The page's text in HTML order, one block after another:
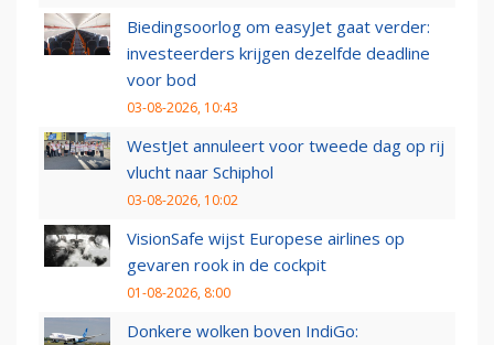
Biedingsoorlog om easyJet gaat verder:
investeerders krijgen dezelfde deadline
voor bod
03-08-2026, 10:43
WestJet annuleert voor tweede dag op rij
vlucht naar Schiphol
03-08-2026, 10:02
VisionSafe wijst Europese airlines op
gevaren rook in de cockpit
01-08-2026, 8:00
Donkere wolken boven IndiGo: